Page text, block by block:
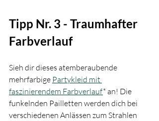
Tipp Nr. 3 - Traumhafter
Farbverlauf
Sieh dir dieses atemberaubende
mehrfarbige Partykleid mit
faszinierendem Farbverlauf* an! Die
funkelnden Pailletten werden dich bei
verschiedenen Anlässen zum Strahlen